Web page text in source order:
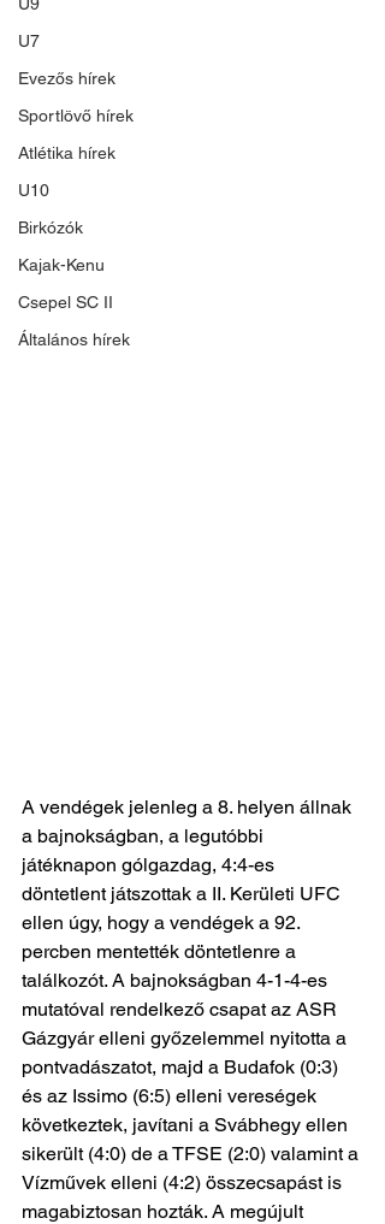
U7
Evezős hírek
Sportlövő hírek
Atlétika hírek
U10
Birkózók
Kajak-Kenu
Csepel SC II
Általános hírek
A vendégek jelenleg a 8. helyen állnak
a bajnokságban, a legutóbbi
játéknapon gólgazdag, 4:4-es
döntetlent játszottak a II. Kerületi UFC
ellen úgy, hogy a vendégek a 92.
percben mentették döntetlenre a
találkozót. A bajnokságban 4-1-4-es
mutatóval rendelkező csapat az ASR
Gázgyár elleni győzelemmel nyitotta a
pontvadászatot, majd a Budafok (0:3)
és az Issimo (6:5) elleni vereségek
következtek, javítani a Svábhegy ellen
sikerült (4:0) de a TFSE (2:0) valamint a
Vízművek elleni (4:2) összecsapást is
magabiztosan hozták. A megújult